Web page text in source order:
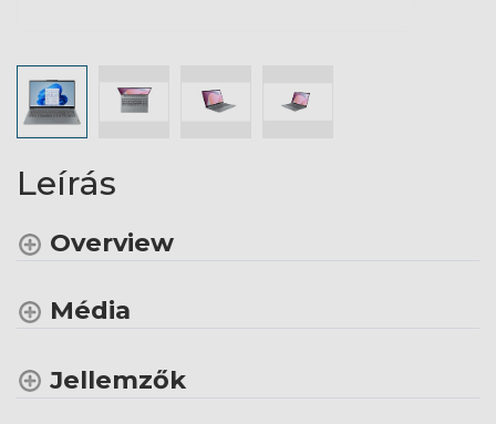
Leírás
Overview
Média
Jellemzők